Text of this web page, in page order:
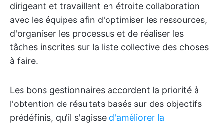
dirigeant et travaillent en étroite collaboration
avec les équipes afin d'optimiser les ressources,
d'organiser les processus et de réaliser les
tâches inscrites sur la liste collective des choses
à faire.
Les bons gestionnaires accordent la priorité à
l'obtention de résultats basés sur des objectifs
prédéfinis, qu'il s'agisse d'améliorer la